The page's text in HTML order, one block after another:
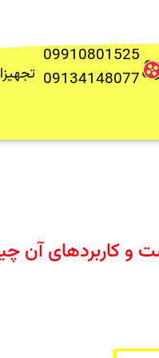
09910801525
09134148077
و کاربردهای آن